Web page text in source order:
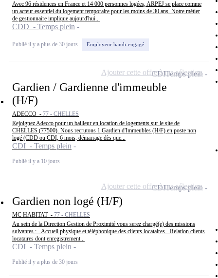
Avec 96 résidences en France et 14 000 personnes logées, ARPEJ se place comme
un acteur essentiel du logement temporaire pour les moins de 30 ans. Notre métier
de gestionnaire implique aujourd'hui...
CDD - Temps plein
Publié il y a plus de 30 jours Employeur handi-engagé
Gardien / Gardienne d'immeuble
(H/F)
ADECCO - 77 - CHELLES
Rejoignez Adecco pour un bailleur en location de logements sur le site de
CHELLES (77500). Nous recrutons 1 Gardien d'Immeubles (H/F) en poste non
logé (CDD ou CDI, 6 mois, démarrage dès que...
CDI - Temps plein
Publié il y a 10 jours
CDITemps plein
Ajouter cette offre à ma sélection
Gardien non logé (H/F)
MC HABITAT - 77 - CHELLES
Au sein de la Direction Gestion de Proximité vous serez chargé(e) des missions
suivantes : - Accueil physique et téléphonique des clients locataires - Relation clients
locataires dont enregistrement...
CDI - Temps plein
Publié il y a plus de 30 jours
CDITemps plein
Ajouter cette offre à ma sélection